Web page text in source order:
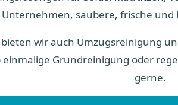
saubere, frische
wir auch Umzugsreinigung
einmalige Grundreinigung oder
gerne.